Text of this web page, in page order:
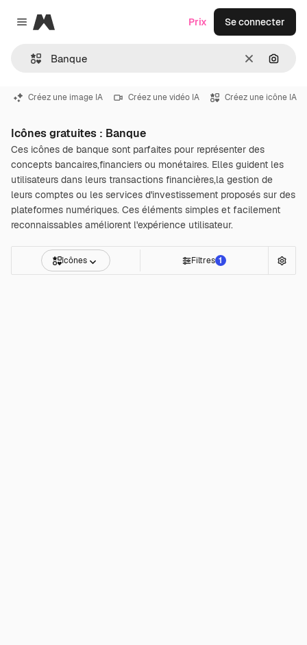
Close menu
Magnific
Effacer
Prix Se connecter
Créez une image IA Créez une vidéo IA Créez une icône IA
Icônes gratuites : Banque
Ces icônes de banque sont parfaites pour représenter des
concepts bancaires,financiers ou monétaires. Elles guident les
utilisateurs dans leurs transactions financières,la gestion de
leurs comptes ou les services d'investissement proposés sur des
plateformes numériques. Ces éléments simples et facilement
reconnaissables améliorent l'expérience utilisateur.
Icônes Filtres 1